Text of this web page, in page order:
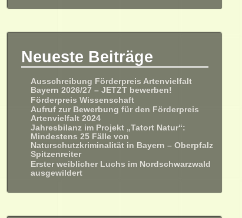
Neueste Beiträge
Ausschreibung Förderpreis Artenvielfalt
Bayern 2026/27 – JETZT bewerben!
Förderpreis Wissenschaft
Aufruf zur Bewerbung für den Förderpreis
Artenvielfalt 2024
Jahresbilanz im Projekt „Tatort Natur“:
Mindestens 25 Fälle von
Naturschutzkriminalität in Bayern – Oberpfalz
Spitzenreiter
Erster weiblicher Luchs im Nordschwarzwald
ausgewildert